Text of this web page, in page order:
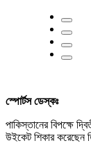
স্পোর্টস ডেস্কঃ
পাকিস্তানের বিপক্ষে
উইকেট শিকার করেছেন